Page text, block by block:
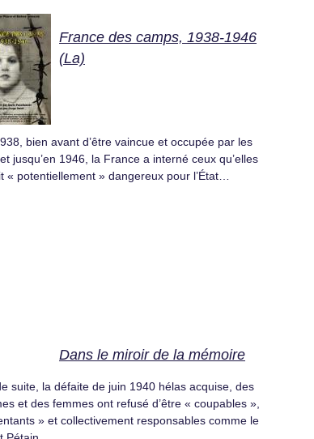
France des camps, 1938-1946
(La)
bien avant d’être vaincue et occupée par les
jusqu’en 1946, la France a interné ceux qu’elles
« potentiellement » dangereux pour l’État…
Dans le miroir de la mémoire
suite, la défaite de juin 1940 hélas acquise, des
et des femmes ont refusé d’être « coupables »,
» et collectivement responsables comme le